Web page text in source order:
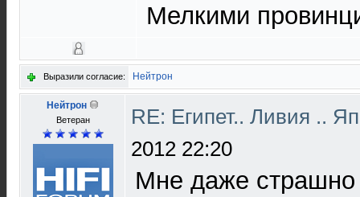
Мелкими
Выразили согласие: Нейтрон
Нейтрон
Ветеран
RE: Египет.. Ливия ..
2012 22:20
Мне даже страшно